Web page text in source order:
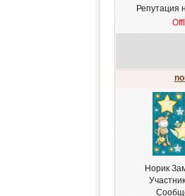
Репутация
Норик